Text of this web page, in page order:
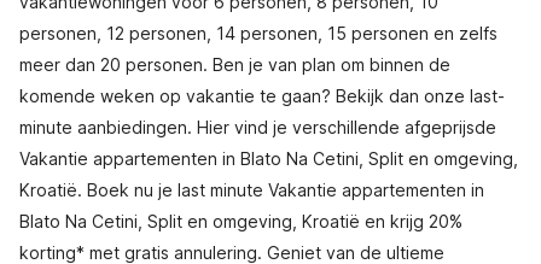
personen, 12 personen, 14 personen, 15 personen en zelfs
meer dan 20 personen. Ben je van plan om binnen de
komende weken op vakantie te gaan? Bekijk dan onze last-
minute aanbiedingen. Hier vind je verschillende afgeprijsde
Vakantie appartementen in Blato Na Cetini, Split en omgeving,
Kroatië. Boek nu je last minute Vakantie appartementen in
Blato Na Cetini, Split en omgeving, Kroatië en krijg 20%
korting* met gratis annulering. Geniet van de ultieme